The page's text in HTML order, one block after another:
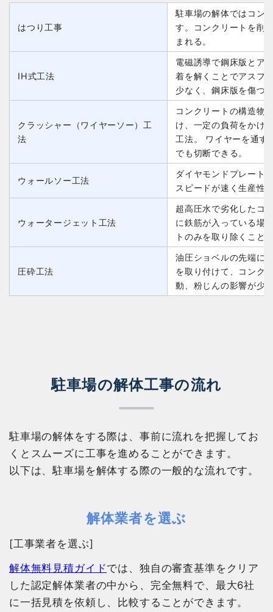
はつり工事
駐車場の解体ではコン
す。コンクリートを削
まれる。
IH式工法
電磁誘導で鋼床版とア
着を解くことでアスフ
少なく、鋼床版を傷つ
クラッシャー（ワイヤーソー）工
法
コンクリートの構造物
け、一定の負荷をかけ
工法。 ワイヤーを通す
でも切断できる。
ウォールソー工法
ダイヤモンドプレート
スピードが速く生産性
ウォータージェット工法
超高圧水で劣化したコ
に鉄筋が入っている場
トのみを取り除くこと
圧砕工法
油圧ショベルの先端に
を取り付けて、コンク
動、粉じんの影響が少
駐車場の解体工事の流れ
駐車場の解体をする際は、事前に流れを把握してお
くとスムーズに工事を進めることができます。
以下は、駐車場を解体する際の一般的な流れです。
解体業者を選ぶ
[工事業者を選ぶ]
解体無料見積ガイドでは、独自の審査基準をクリア
した認定解体業者の中から、完全無料で、最大6社
に一括見積を依頼し、比較することができます。